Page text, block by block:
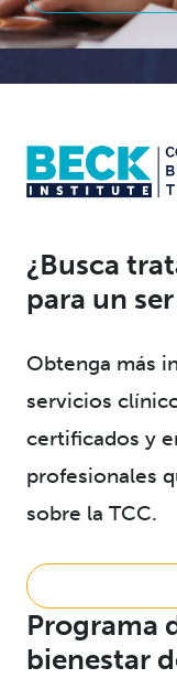
¿Busca
para un
Obtenga más
servicios
certificados y
profesionales
sobre la TCC.
Programa
bienestar